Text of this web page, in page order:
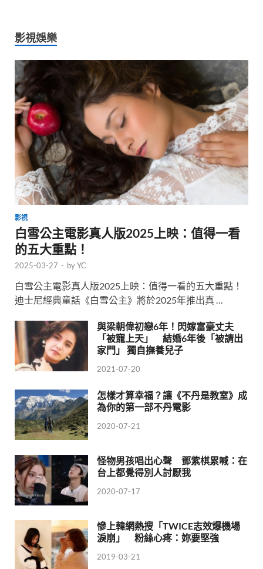
影視娛樂
影視
白雪公主電影真人版2025上映：值得一看
的五大重點！
2025-03-27 - byYC
白雪公主電影真人版2025上映：值得一看的五大重點！
迪士尼經典童話《白雪公主》將於2025年推出真 …
與梁朝偉初戀6年！閃嫁富豪丈夫
「被寵上天」 結婚6年後「被請出
家門」 獨自撫養兒子
2021-07-20
怎樣才算幸福？讓《不丹是教室》成
為你的第一部不丹電影
2020-07-21
怪物男孩唱出心聲 鄧紫棋累喊：在
台上都覺得別人討厭我
2020-07-17
慘上韓網熱搜「TWICE志效爆機場
淚崩」 粉絲心疼：妳要堅強
2019-03-21